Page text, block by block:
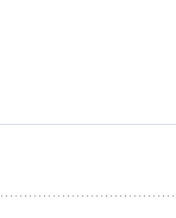
информации
Акционерный